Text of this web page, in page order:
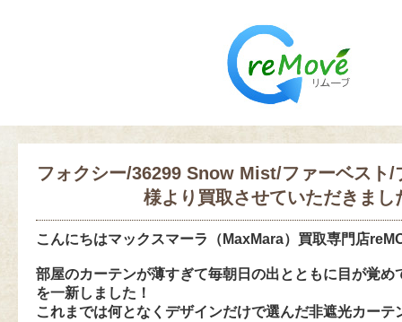
フォクシー/36299 Snow Mist/ファーベスト/
様より買取させていただきまし
こんにちはマックスマーラ（MaxMara）買取専門店
部屋のカーテンが薄すぎて毎朝日の出とともに目が覚め
を一新しました！
これまでは何となくデザインだけで選んだ非遮光カーテ